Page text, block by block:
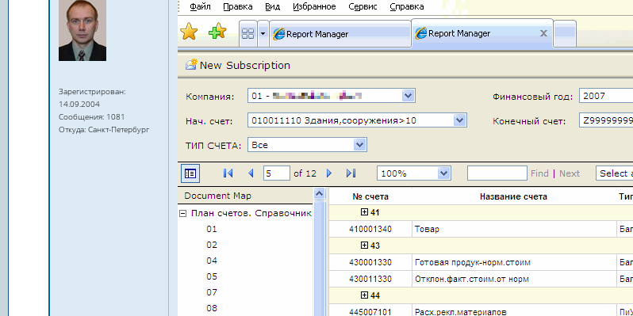
Зарегистрирован:
14.09.2004
Сообщения: 1081
Откуда: Санкт-Петербург